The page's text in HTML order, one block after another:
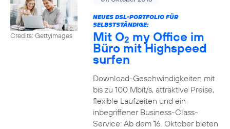
Credits: Gettyimages
NEUES DSL-PORTFOLIO FÜR
SELBSTSTÄNDIGE:
Mit O2 my Office im
Büro mit Highspeed
surfen
Download-Geschwindigkeiten mit
bis zu 100 Mbit/s, attraktive Preise,
flexible Laufzeiten und ein
inbegriffener Business-Class-
Service: Ab dem 16. Oktober bieten